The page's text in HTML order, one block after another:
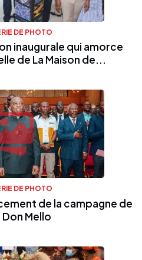
DE PHOTO
inaugurale qui amorce
de La Maison de...
DE PHOTO
de la campagne de
Mello